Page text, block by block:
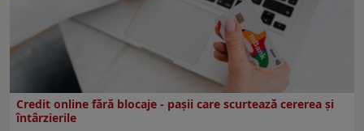
Credit online fără blocaje - pașii care scurtează cererea și
întârzierile